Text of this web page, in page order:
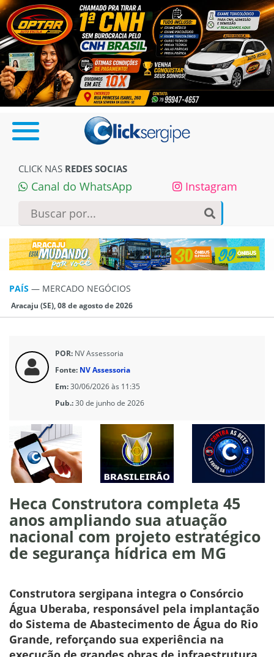
CLICK NAS REDES SOCIAS
Canal do WhatsApp Instagram
PAÍS — MERCADO NEGÓCIOS
Aracaju (SE), 08 de agosto de 2026
POR: NV Assessoria
Fonte: NV Assessoria
Em:30/06/2026 às 11:35
Pub.:30 de junho de 2026
Heca Construtora completa 45
anos ampliando sua atuação
nacional com projeto estratégico
de segurança hídrica em MG
Construtora sergipana integra o Consórcio
Água Uberaba, responsável pela implantação
do Sistema de Abastecimento de Água do Rio
Grande, reforçando sua experiência na